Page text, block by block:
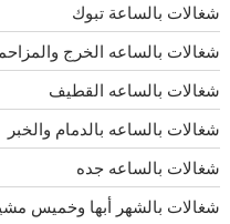
شغالات بالساعة تبوك
شغالات بالساعه الخرج
شغالات بالساعه القطيف
شغالات بالساعه بالدمام والخبر
شغالات بالساعه جده
شغالات بالشهر أبها وخميس